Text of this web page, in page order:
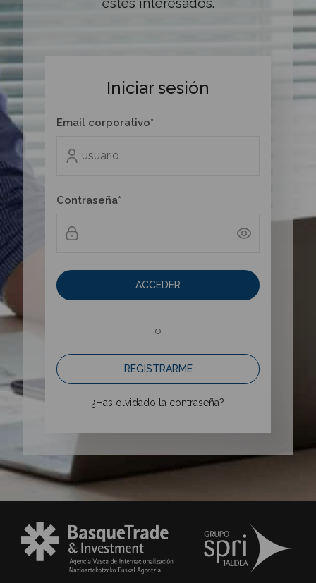
Iniciar sesión
Email corporativo*
Contraseña*
ACCEDER
o
REGISTRARME
¿Has olvidado la contraseña?